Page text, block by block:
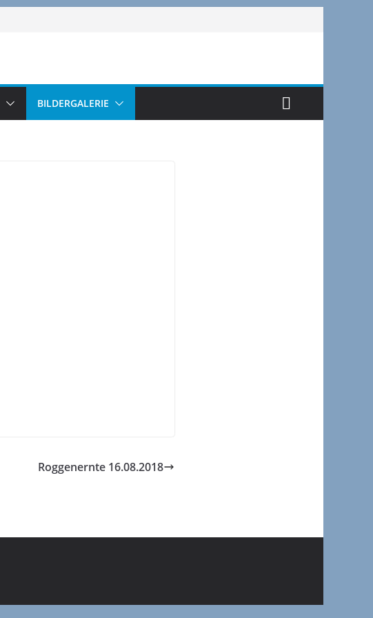
BILDERGALERIE
Roggenernte 16.08.2018